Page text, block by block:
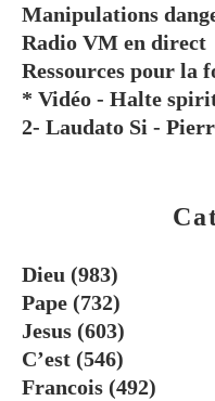
Dieu (983)
Pape (732)
Jesus (603)
C’est (546)
Francois (492)
Manipulations
Radio VM en direct
Ressources pour la
* Vidéo - Halte
2- Laudato Si -